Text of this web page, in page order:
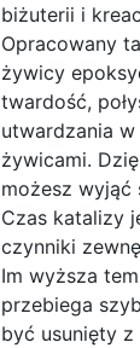
biżuterii i
Opracowany
żywicy
twardość,
utwardzania
żywicami.
możesz wyjąć
Czas katalizy
czynniki
Im wyższa
przebiega
być usunięty